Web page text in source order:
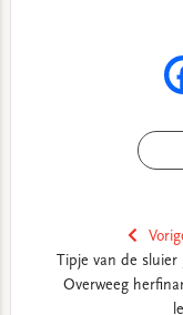
Tipje van de sluier
Overweeg